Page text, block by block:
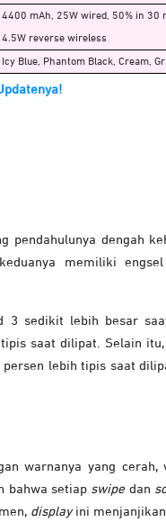
4400 mAh, 25W wired, 50% in 30
4.5W reverse wireless
Icy Blue, Phantom Black, Cream,
pendahulunya dengah
memiliki
3 sedikit lebih besar
saat dilipat. Selain
lebih tipis saat
warnanya yang cerah,
bahwa setiap swipe dan
displayini menjanjikan